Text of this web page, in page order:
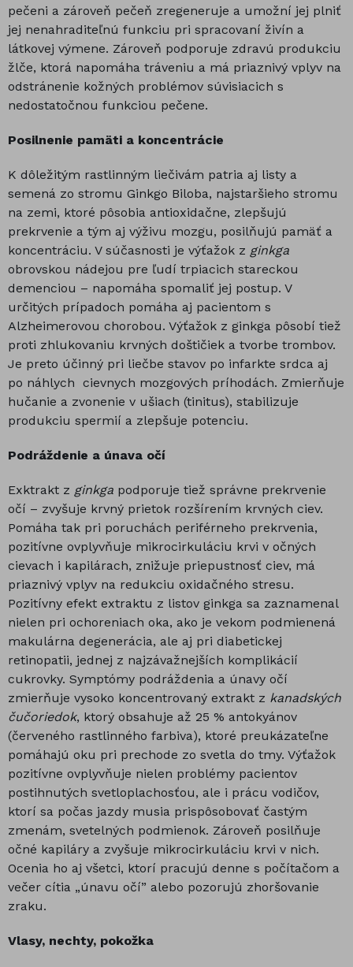
pečeni a zároveň pečeň zregeneruje a umožní jej plniť
jej nenahraditeľnú funkciu pri spracovaní živín a
látkovej výmene. Zároveň podporuje zdravú produkciu
žlče, ktorá napomáha tráveniu a má priaznivý vplyv na
odstránenie kožných problémov súvisiacich s
nedostatočnou funkciou pečene.
Posilnenie pamäti a koncentrácie
K dôležitým rastlinným liečivám patria aj listy a
semená zo stromu Ginkgo Biloba, najstaršieho stromu
na zemi, ktoré pôsobia antioxidačne, zlepšujú
prekrvenie a tým aj výživu mozgu, posilňujú pamäť a
koncentráciu. V súčasnosti je výťažok z ginkga
obrovskou nádejou pre ľudí trpiacich stareckou
demenciou – napomáha spomaliť jej postup. V
určitých prípadoch pomáha aj pacientom s
Alzheimerovou chorobou. Výťažok z ginkga pôsobí tiež
proti zhlukovaniu krvných doštičiek a tvorbe trombov.
Je preto účinný pri liečbe stavov po infarkte srdca aj
po náhlych cievnych mozgových príhodách. Zmierňuje
hučanie a zvonenie v ušiach (tinitus), stabilizuje
produkciu spermií a zlepšuje potenciu.
Podráždenie a únava očí
Exktrakt z ginkga podporuje tiež správne prekrvenie
očí – zvyšuje krvný prietok rozšírením krvných ciev.
Pomáha tak pri poruchách periférneho prekrvenia,
pozitívne ovplyvňuje mikrocirkuláciu krvi v očných
cievach i kapilárach, znižuje priepustnosť ciev, má
priaznivý vplyv na redukciu oxidačného stresu.
Pozitívny efekt extraktu z listov ginkga sa zaznamenal
nielen pri ochoreniach oka, ako je vekom podmienená
makulárna degenerácia, ale aj pri diabetickej
retinopatii, jednej z najzávažnejších komplikácií
cukrovky. Symptómy podráždenia a únavy očí
zmierňuje vysoko koncentrovaný extrakt z kanadských
čučoriedok, ktorý obsahuje až 25 % antokyánov
(červeného rastlinného farbiva), ktoré preukázateľne
pomáhajú oku pri prechode zo svetla do tmy. Výťažok
pozitívne ovplyvňuje nielen problémy pacientov
postihnutých svetloplachosťou, ale i prácu vodičov,
ktorí sa počas jazdy musia prispôsobovať častým
zmenám, svetelných podmienok. Zároveň posilňuje
očné kapiláry a zvyšuje mikrocirkuláciu krvi v nich.
Ocenia ho aj všetci, ktorí pracujú denne s počítačom a
večer cítia „únavu očí” alebo pozorujú zhoršovanie
zraku.
Vlasy, nechty, pokožka